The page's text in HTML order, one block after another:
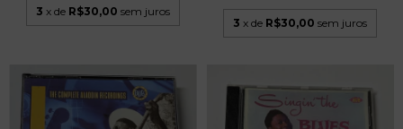
3 x de R$30,00 sem juros
3 x de R$30,00 sem juros